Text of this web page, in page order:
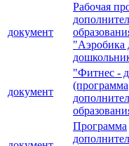
документ
Рабочая
"Аэробика
документ
"Фитнес -
(программа
Программа